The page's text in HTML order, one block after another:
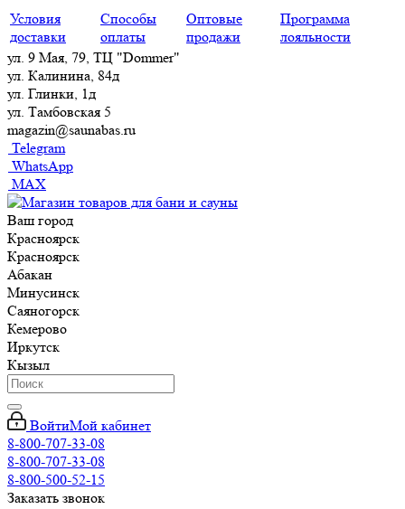
Условия
доставки
Способы
оплаты
Оптовые
продажи
Программа
лояльности
ул. 9 Мая, 79, ТЦ "Dommer"
ул. Калинина, 84д
ул. Глинки, 1д
ул. Тамбовская 5
magazin@saunabas.ru
Telegram
WhatsApp
MAX
Ваш город
Красноярск
Красноярск
Абакан
Минусинск
Саяногорск
Кемерово
Иркутск
Кызыл
ВойтиМой кабинет
8-800-707-33-08
8-800-707-33-08
8-800-500-52-15
Заказать звонок